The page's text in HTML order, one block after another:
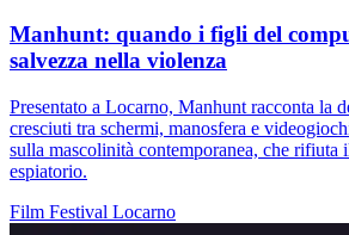
Manhunt: quando i figli del
salvezza nella violenza
Presentato a Locarno, Manhunt racconta la
cresciuti tra schermi, manosfera e
sulla mascolinità contemporanea, che rifiuta
espiatorio.
Film Festival Locarno